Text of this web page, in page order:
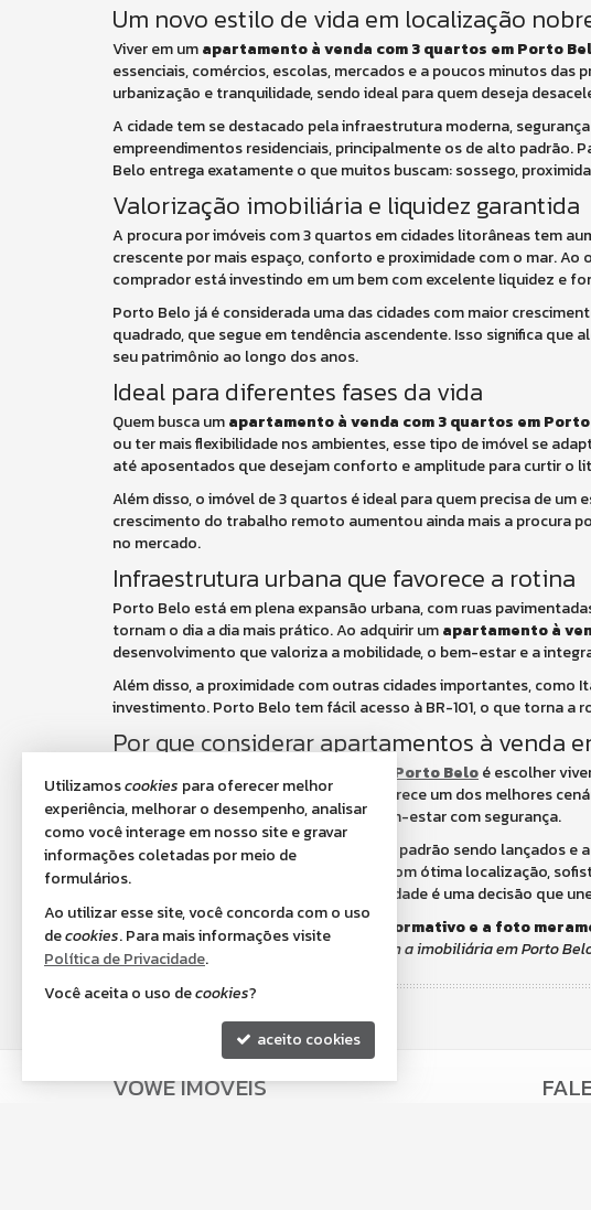
Um novo estilo de vida em localização
Viver em umapartamento à venda com 3 quartos em Porto
essenciais, comércios, escolas, mercados e a poucos minutos
urbanização e tranquilidade, sendo ideal para quem deseja
A cidade tem se destacado pela infraestrutura moderna,
empreendimentos residenciais, principalmente os de alto padrão.
Belo entrega exatamente o que muitos buscam: sossego,
Valorização imobiliária e liquidez garantida
A procura por imóveis com 3 quartos em cidades litorâneas tem
crescente por mais espaço, conforto e proximidade com o mar. Ao
comprador está investindo em um bem com excelente liquidez e
Porto Belo já é considerada uma das cidades com maior
quadrado, que segue em tendência ascendente. Isso significa
seu patrimônio ao longo dos anos.
Ideal para diferentes fases da vida
Quem busca umapartamento à venda com 3 quartos em
ou ter mais flexibilidade nos ambientes, esse tipo de imóvel se
até aposentados que desejam conforto e amplitude para curtir o
Além disso, o imóvel de 3 quartos é ideal para quem precisa de
crescimento do trabalho remoto aumentou ainda mais a procura
no mercado.
Infraestrutura urbana que favorece a rotina
Porto Belo está em plena expansão urbana, com ruas
tornam o dia a dia mais prático. Ao adquirir umapartamento à
desenvolvimento que valoriza a mobilidade, o bem-estar e a
Além disso, a proximidade com outras cidades importantes, como
investimento. Porto Belo tem fácil acesso à BR-101, o que torna a
Por que considerar apartamentos à venda
apartamentos à venda em Porto Beloé escolher
mercado imobiliário sólido. A cidade oferece um dos melhores
um ambiente ideal para quem busca bem-estar com segurança.
Com diversos empreendimentos de alto padrão sendo lançados
assertiva para quem deseja um imóvel com ótima localização,
locação, a aquisição de imóveis nessa cidade é uma decisão que
Obs. Este conteúdo é apenas um informativo e a foto
Quer comprar um imóvel? Então, fale com a imobiliária em Porto
VOWE IMÓVEIS
Utilizamoscookies para oferecer melhor
experiência, melhorar o desempenho, analisar
como você interage em nosso site e gravar
informações coletadas por meio de
formulários.
Ao utilizar esse site, você concorda com o uso
decookies. Para mais informações visite
Política de Privacidade.
Você aceita o uso decookies?
aceito cookies